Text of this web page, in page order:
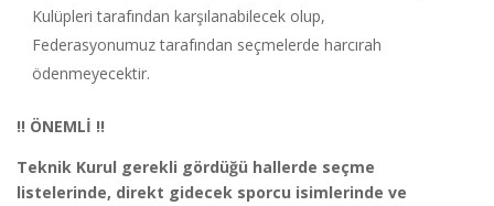
Kulüpleri tarafından karşılanabilecek olup,
Federasyonumuz tarafından seçmelerde harcırah
ödenmeyecektir.
!! ÖNEMLİ !!
Teknik Kurul gerekli gördüğü hallerde seçme
listelerinde, direkt gidecek sporcu isimlerinde ve